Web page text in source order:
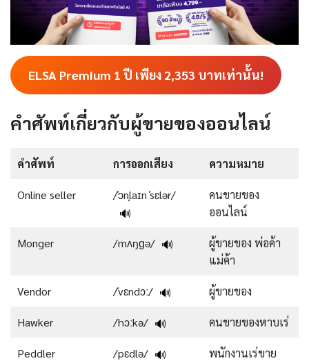
ELSA Premium 1 ปี เพียง 2,353 บาทเท่านั้น!
คำศัพท์เกี่ยวกับผู้ขายของออนไลน์
คำศัพท์ การออกเสียง ความหมาย
Online seller
/ˈɔnˌlaɪn ˈsɛlər/
🔊
คนขายของ
ออนไลน์
Monger /mʌŋɡə/ 🔊
ผู้ขายของ พ่อค้า
แม่ค้า
Vendor /ˈvɛndɔː/ 🔊 ผู้ขายของ
Hawker /hɔːkə/ 🔊 คนขายของหาบเร่
Peddler /pɛdlə/ 🔊 พนักงานเร่ขาย